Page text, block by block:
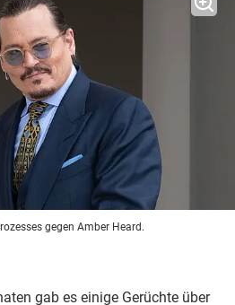
gegen Amber Heard.
gab es einige Gerüchte über